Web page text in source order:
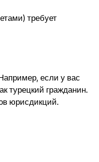
требует
если у вас
турецкий гражданин.
юрисдикций.